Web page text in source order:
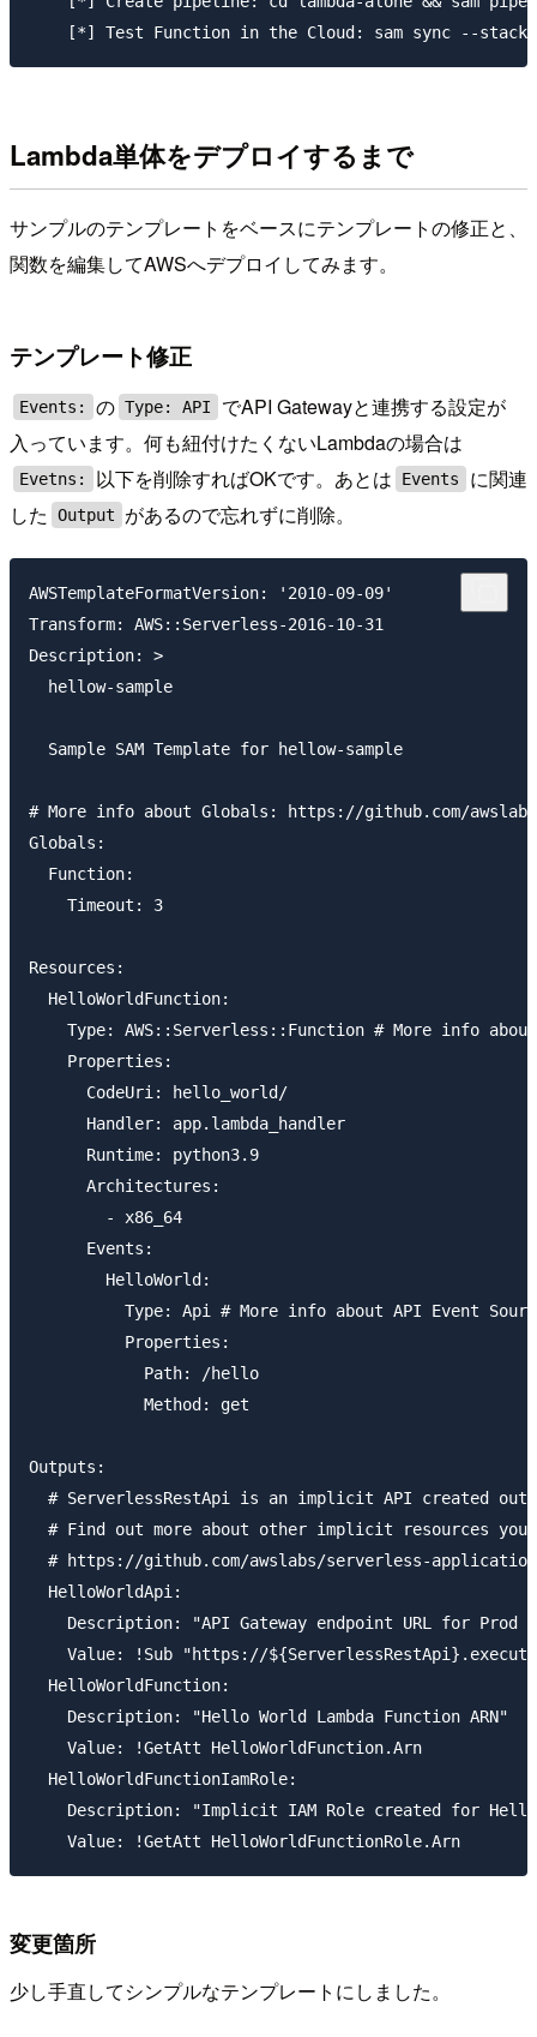
Lambda単体をデプロイするまで
サンプルのテンプレートをベースにテンプレートの修正と、
関数を編集してAWSへデプロイしてみます。
テンプレート修正
Events: の Type: API
でAPI Gatewayと連携する設定が
入っています。何も紐付けたくないLambdaの場合は
Evetns: 以下を削除すればOKです。あとは Events
に関連
した
Output があるので忘れずに削除。
AWSTemplateFormatVersion: '2010-09-09'
Transform: AWS::Serverless-2016-10-31
Description: >
  hellow-sample
  Sample SAM Template for hellow-sample
# More info about Globals: https://github.com/
Globals:
  Function:
    Timeout: 3
Resources:
  HelloWorldFunction:
Type: AWS::Serverless::Function # More info
    Properties:
      CodeUri: hello_world/
      Handler: app.lambda_handler
      Runtime: python3.9
      Architectures:
        - x86_64
      Events:
        HelloWorld:
Type: Api # More info about API Event
          Properties:
            Path: /hello
            Method: get
Outputs:
# ServerlessRestApi is an implicit API created
# Find out more about other implicit resources you
# https://github.com/awslabs/serverless-
  HelloWorldApi:
Description: "API Gateway endpoint URL for Prod
Value: !Sub "https://
  HelloWorldFunction:
    Description: "Hello World Lambda Function ARN"
    Value: !GetAtt HelloWorldFunction.Arn
  HelloWorldFunctionIamRole:
Description: "Implicit IAM Role created for
変更箇所
少し手直してシンプルなテンプレートにしました。